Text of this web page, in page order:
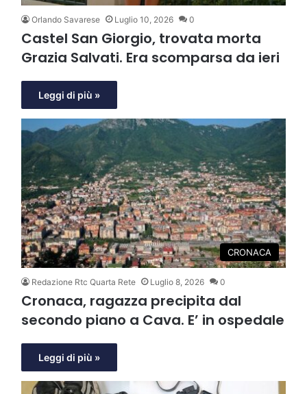
Orlando Savarese Luglio 10, 2026 0
Castel San Giorgio, trovata morta
Grazia Salvati. Era scomparsa da ieri
Leggi di più »
CRONACA
Redazione Rtc Quarta Rete Luglio 8, 2026 0
Cronaca, ragazza precipita dal
secondo piano a Cava. E’ in ospedale
Leggi di più »